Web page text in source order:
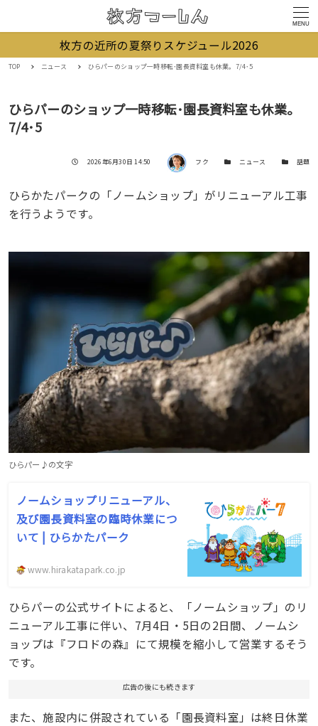
MENU
枚方の近所の夏祭りスケジュール2026
TOP ニュース ひらパーのショップ一時移転･園長資料室も休業。7/4･5
ひらパーのショップ一時移転･園長資料室も休業。
7/4･5
投稿日
2026年6月30日 14:50 著者 フク カテゴリー
ニュース カテゴリー
話題
ひらかたパークの「ノームショップ」がリニューアル工事
を行うようです。
ひらパー♪の文字
ノームショップリニューアル、
及び園長資料室の臨時休業につ
いて | ひらかたパーク
www.hirakatapark.co.jp
ひらパーの公式サイトによると、「ノームショップ」のリ
ニューアル工事に伴い、7月4日・5日の2日間、ノームシ
ョップは『フロドの森』にて規模を縮小して営業するそう
です。
広告の後にも続きます
また、施設内に併設されている「園長資料室」は終日休業